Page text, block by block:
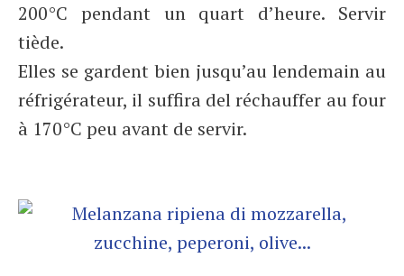
200°C pendant un quart d’heure. Servir
tiède.
Elles se gardent bien jusqu’au lendemain au
réfrigérateur, il suffira del réchauffer au four
à 170°C peu avant de servir.